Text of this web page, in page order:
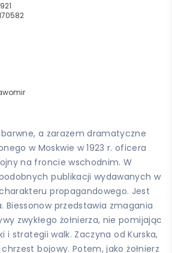
barwne, a zarazem dramatyczne
w Moskwie w 1923 r. oficera
na froncie wschodnim. W
publikacji wydawanych w
charakteru propagandowego. Jest
Biessonow przedstawia zmagania
zwykłego żołnierza, nie pomijając
i strategii walk. Zaczyna od Kurska,
bojowy. Potem, jako żołnierz